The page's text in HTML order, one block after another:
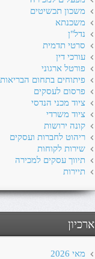
משכון תכשיטים
משכנתא
נדל"ן
סרטי תדמית
עורכי דין
פורטל ארגוני
פיתוחים בתחום הבריאות
פרסום לעסקים
ציוד מכני הנדסי
ציוד משרדי
קונה ירושות
ריהוט לחברות ועסקים
שירות לקוחות
תיווך עסקים למכירה
תיירות
ארכיון
מאי 2026